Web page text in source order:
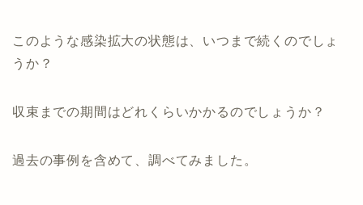
このような感染拡大の状態は、いつまで続くのでしょ
うか？
収束までの期間はどれくらいかかるのでしょうか？
過去の事例を含めて、調べてみました。